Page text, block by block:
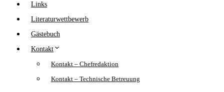
Links
Literaturwettbewerb
Gästebuch
Kontakt
Kontakt – Chefredaktion
Kontakt – Technische Betreuung